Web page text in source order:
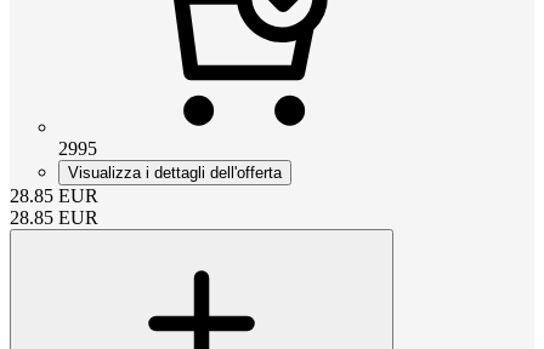
2995
Visualizza i dettagli dell'offerta
28.85 EUR
28.85 EUR